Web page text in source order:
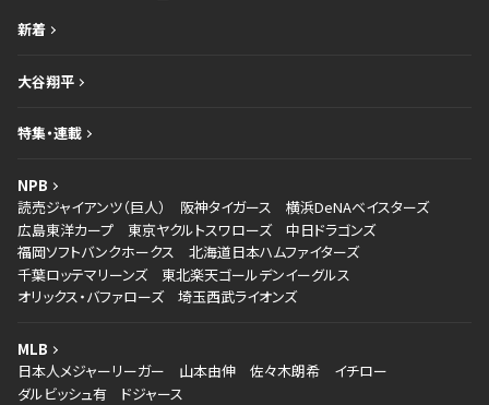
新着
大谷翔平
特集・連載
NPB
読売ジャイアンツ（巨人）
阪神タイガース
横浜DeNAベイスターズ
広島東洋カープ
東京ヤクルトスワローズ
中日ドラゴンズ
福岡ソフトバンクホークス
北海道日本ハムファイターズ
千葉ロッテマリーンズ
東北楽天ゴールデンイーグルス
オリックス・バファローズ
埼玉西武ライオンズ
MLB
日本人メジャーリーガー
山本由伸 佐々木朗希
イチロー
ダルビッシュ有
ドジャース